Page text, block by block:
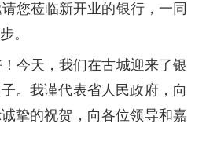
您莅临新开业的银行，一同
。
今天，我们在古城迎来了银
。我谨代表省人民政府，向
挚的祝贺，向各位领导和嘉